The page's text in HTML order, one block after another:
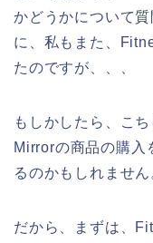
かどうかについて
に、私もまた、
たのですが、、、
もしかしたら、こ
Mirrorの商品の購入
るのかもしれません
だから、まずは、